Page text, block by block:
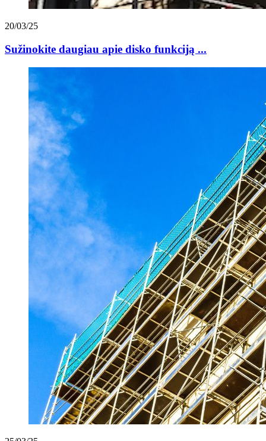
20/03/25
Sužinokite daugiau apie disko funkciją ...